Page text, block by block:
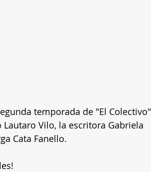
temporada de "El Colectivo"
Vilo, la escritora Gabriela
Cata Fanello.